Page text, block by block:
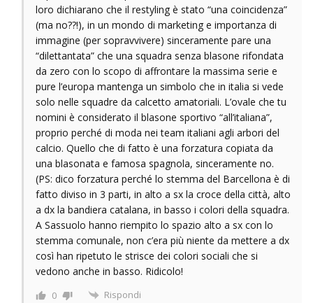
loro dichiarano che il restyling è stato “una coincidenza”
(ma no??!), in un mondo di marketing e importanza di
immagine (per sopravvivere) sinceramente pare una
“dilettantata” che una squadra senza blasone rifondata
da zero con lo scopo di affrontare la massima serie e
pure l’europa mantenga un simbolo che in italia si vede
solo nelle squadre da calcetto amatoriali. L’ovale che tu
nomini è considerato il blasone sportivo “all’italiana”,
proprio perché di moda nei team italiani agli arbori del
calcio. Quello che di fatto è una forzatura copiata da
una blasonata e famosa spagnola, sinceramente no.
(PS: dico forzatura perché lo stemma del Barcellona è di
fatto diviso in 3 parti, in alto a sx la croce della città, alto
a dx la bandiera catalana, in basso i colori della squadra.
A Sassuolo hanno riempito lo spazio alto a sx con lo
stemma comunale, non c’era più niente da mettere a dx
così han ripetuto le strisce dei colori sociali che si
vedono anche in basso. Ridicolo!
0 Rispondi